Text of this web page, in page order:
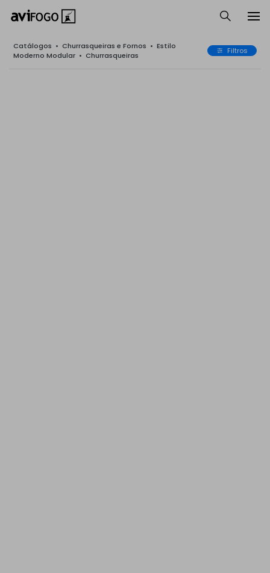
Catálogos • Churrasqueiras e Fornos • Estilo
Moderno Modular • Churrasqueiras Filtros